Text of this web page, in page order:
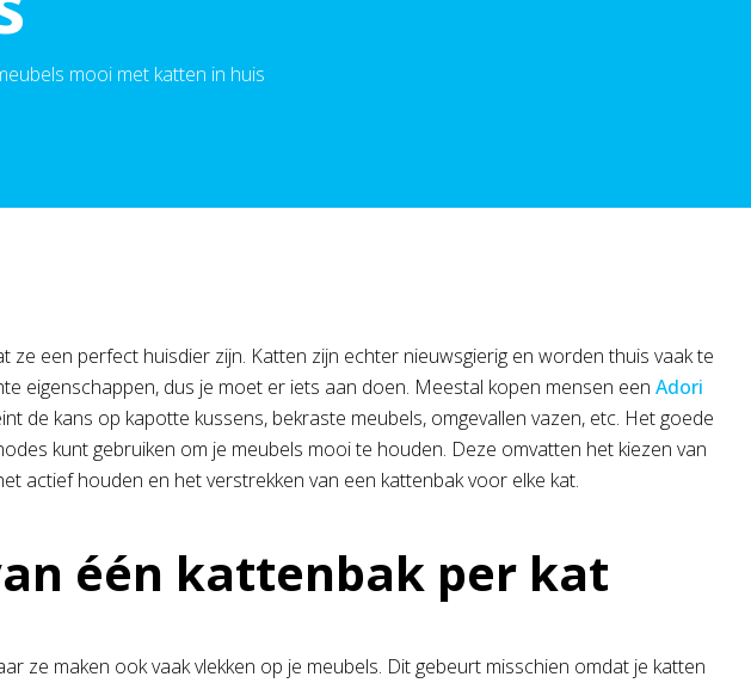
mooi met katten in huis
ze een perfect huisdier zijn. Katten zijn echter nieuwsgierig en worden thuis vaak te
eigenschappen, dus je moet er iets aan doen. Meestal kopen mensen een Adori
de kans op kapotte kussens, bekraste meubels, omgevallen vazen, etc. Het goede
kunt gebruiken om je meubels mooi te houden. Deze omvatten het kiezen van
actief houden en het verstrekken van een kattenbak voor elke kat.
één kattenbak per kat
ze maken ook vaak vlekken op je meubels. Dit gebeurt misschien omdat je katten